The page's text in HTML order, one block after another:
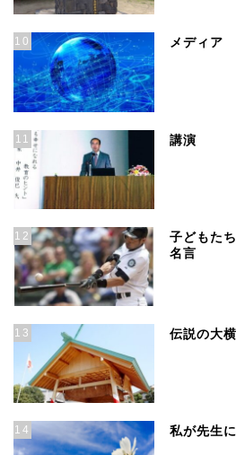
10 メディア
11 講演
12
子どもた
名言
13 伝説の大
14 私が先生